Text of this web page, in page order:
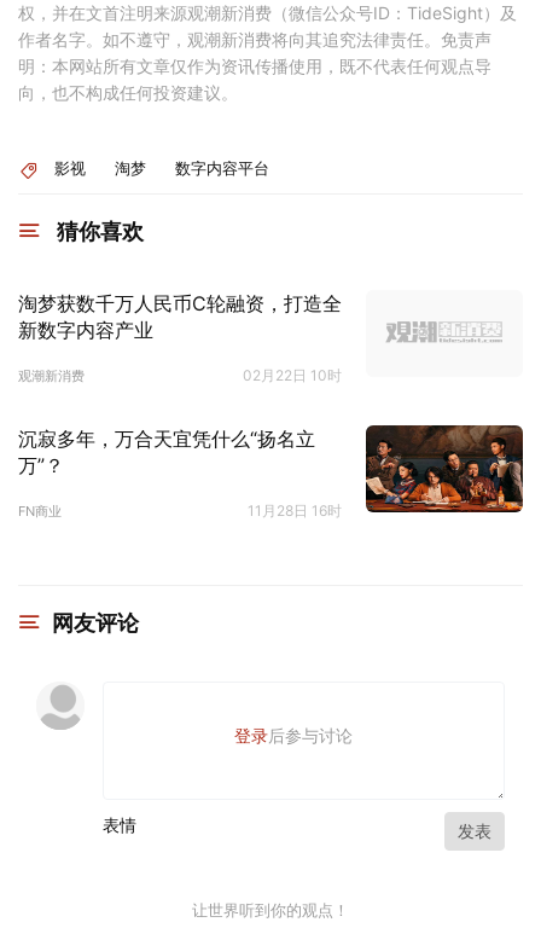
权，并在文首注明来源观潮新消费（微信公众号ID：TideSight）及
作者名字。如不遵守，观潮新消费将向其追究法律责任。免责声
明：本网站所有文章仅作为资讯传播使用，既不代表任何观点导
向，也不构成任何投资建议。
影视 淘梦 数字内容平台
猜你喜欢
淘梦获数千万人民币C轮融资，打造全
新数字内容产业
观潮新消费 02月22日 10时
沉寂多年，万合天宜凭什么“扬名立
万”？
FN商业 11月28日 16时
网友评论
登录后参与讨论
表情 发表
让世界听到你的观点！